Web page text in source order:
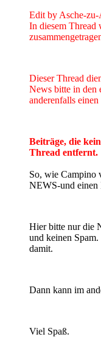
Edit by Asche-zu-
In diesem Thread
Dieser Thread
News bitte in den
anderenfalls
Beiträge, die
Thread entfernt.
So, wie Campino
NEWS-und einen
Hier bitte nur die
und keinen
damit.
Dann kann im
Viel Spaß.